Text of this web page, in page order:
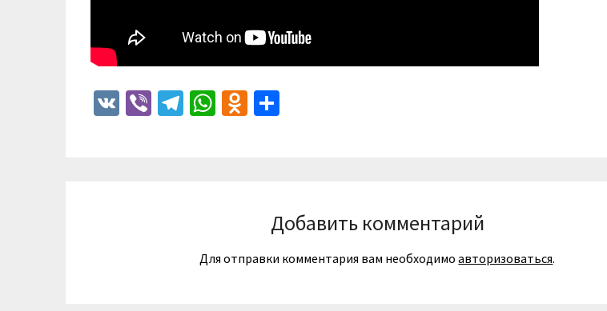
VK ViberTelegram
WhatsApp
Odnoklassniki
Добавить комментарий
Для отправки комментария вам необходимоавторизоваться.